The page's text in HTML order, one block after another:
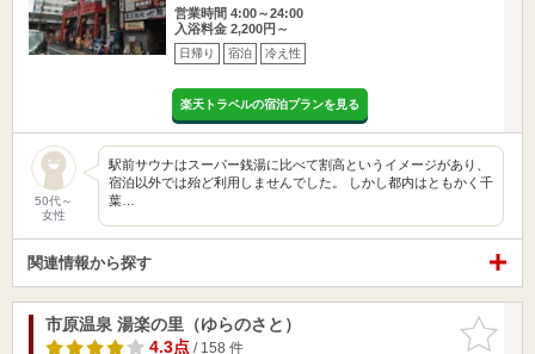
営業時間 4:00～24:00
入浴料金 2,200円～
日帰り 宿泊 冷え性
楽天トラベルの宿泊プランを見る
50代～
女性
駅前サウナはスーパー銭湯に比べて割高というイメージがあり、
宿泊以外では殆ど利用しませんでした。 しかし都内はともかく千
葉…
関連情報から探す
お気に入
りに追加
市原温泉 湯楽の里（ゆらのさと）
4.3点/ 158 件